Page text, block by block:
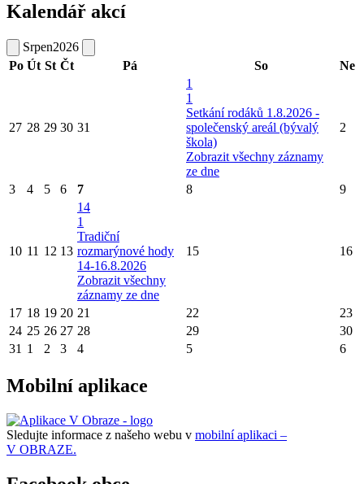
Kalendář akcí
Srpen2026
Po Út St Čt Pá So Ne
27 28 29 30 31
1
1
Setkání rodáků 1.8.2026 -
společenský areál (bývalý
škola)
Zobrazit všechny záznamy
ze dne
2
3 4 5 6 7 8 9
10 11 12 13
14
1
Tradiční
rozmarýnové hody
14-16.8.2026
Zobrazit všechny
záznamy ze dne
15 16
17 18 19 20 21 22
23
24 25 26 27 28 29
30
31 1 2 3 4 5 6
Mobilní aplikace
Sledujte informace z našeho webu v mobilní aplikaci –
V OBRAZE.